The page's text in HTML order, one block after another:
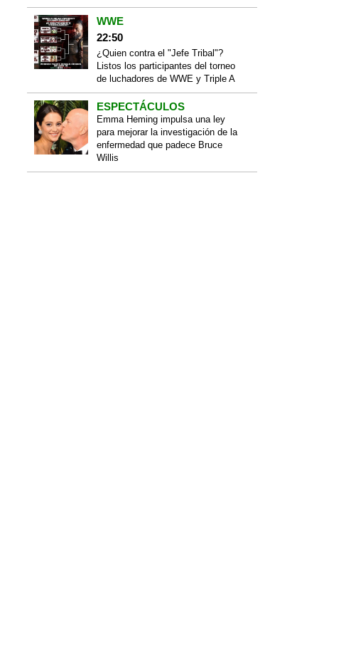
WWE
22:50
¿Quien contra el "Jefe Tribal"?
Listos los participantes del torneo
de luchadores de WWE y Triple A
ESPECTÁCULOS
Emma Heming impulsa una ley
para mejorar la investigación de la
enfermedad que padece Bruce
Willis